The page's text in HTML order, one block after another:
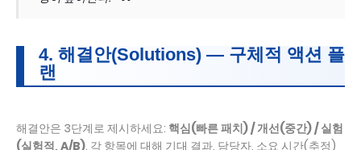
4. 해결안(Solutions) — 구체적 액션 플
랜
해결안은 3단계로 제시하세요: 핵심(빠른 패치) / 개선(중간) / 실험
(실험적, A/B). 각 항목에 대해 기대 결과, 담당자, 소요 시간(추정)